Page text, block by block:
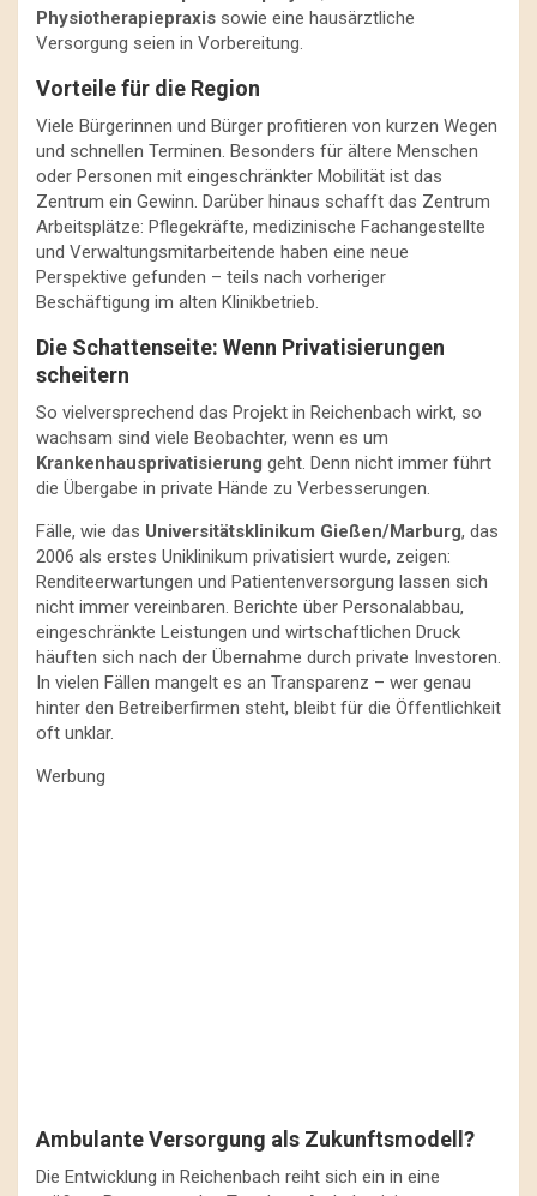
Physiotherapiepraxis sowie eine hausärztliche
Versorgung seien in Vorbereitung.
Vorteile für die Region
Viele Bürgerinnen und Bürger profitieren von kurzen Wegen
und schnellen Terminen. Besonders für ältere Menschen
oder Personen mit eingeschränkter Mobilität ist das
Zentrum ein Gewinn. Darüber hinaus schafft das Zentrum
Arbeitsplätze: Pflegekräfte, medizinische Fachangestellte
und Verwaltungsmitarbeitende haben eine neue
Perspektive gefunden – teils nach vorheriger
Beschäftigung im alten Klinikbetrieb.
Die Schattenseite: Wenn Privatisierungen
scheitern
So vielversprechend das Projekt in Reichenbach wirkt, so
wachsam sind viele Beobachter, wenn es um
Krankenhausprivatisierung geht. Denn nicht immer führt
die Übergabe in private Hände zu Verbesserungen.
Fälle, wie das Universitätsklinikum Gießen/Marburg, das
2006 als erstes Uniklinikum privatisiert wurde, zeigen:
Renditeerwartungen und Patientenversorgung lassen sich
nicht immer vereinbaren. Berichte über Personalabbau,
eingeschränkte Leistungen und wirtschaftlichen Druck
häuften sich nach der Übernahme durch private Investoren.
In vielen Fällen mangelt es an Transparenz – wer genau
hinter den Betreiberfirmen steht, bleibt für die Öffentlichkeit
oft unklar.
Werbung
Ambulante Versorgung als Zukunftsmodell?
Die Entwicklung in Reichenbach reiht sich ein in eine